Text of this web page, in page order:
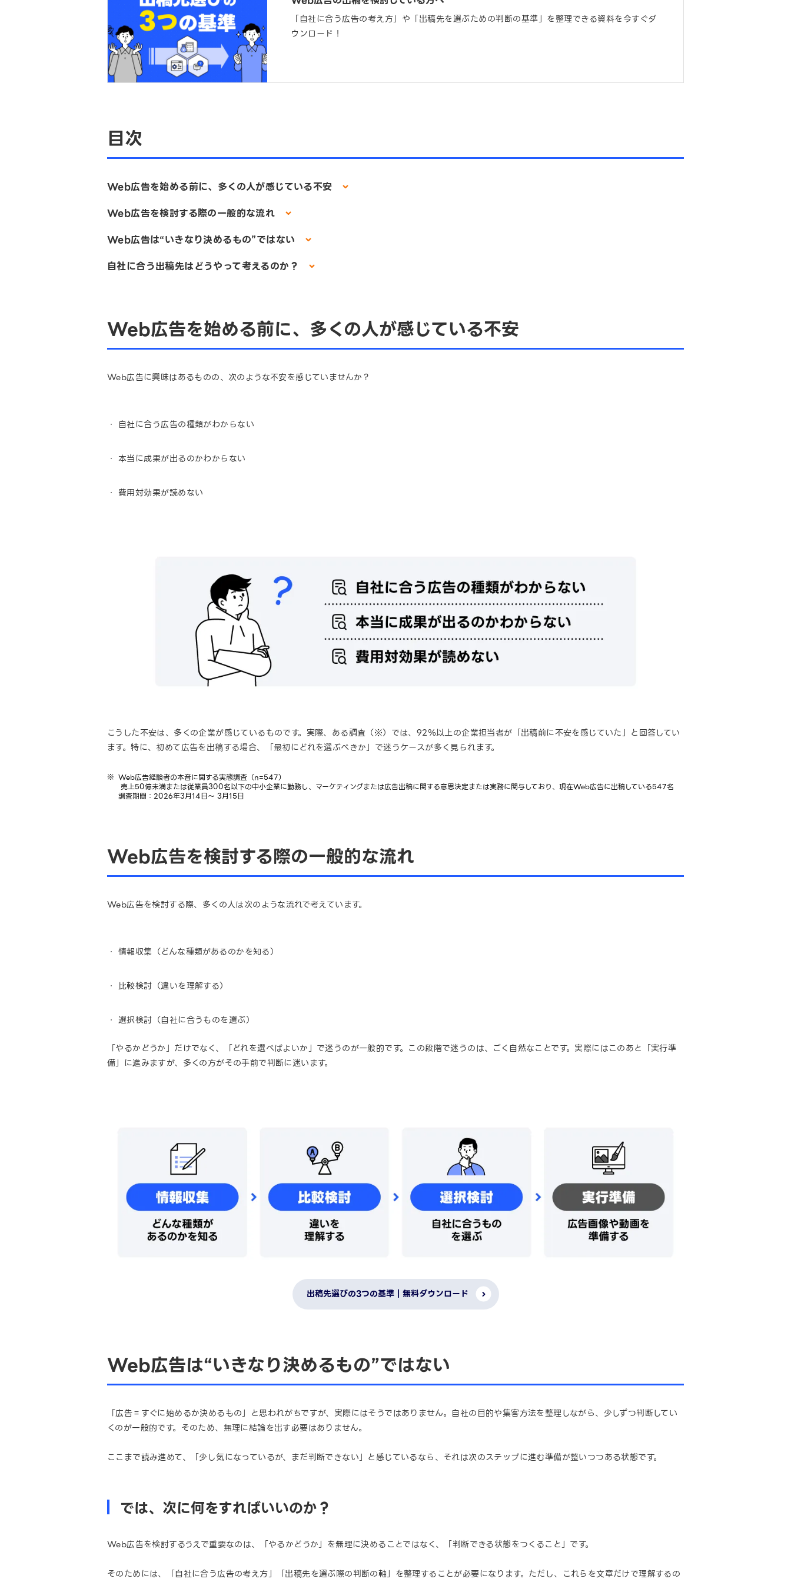
「自社に合う広告の考え方」や「出稿先を選ぶための判断の基準」を整理できる資料を今すぐダ
ウンロード！
目次
Web広告を始める前に、多くの人が感じている不安
Web広告を検討する際の一般的な流れ
Web広告は“いきなり決めるもの”ではない
自社に合う出稿先はどうやって考えるのか？
Web広告を始める前に、多くの人が感じている不安
Web広告に興味はあるものの、次のような不安を感じていませんか？
自社に合う広告の種類がわからない
本当に成果が出るのかわからない
費用対効果が読めない
こうした不安は、多くの企業が感じているものです。実際、ある調査（※）では、92％以上の企業担当者が「出稿前に不安を感じていた」と回答してい
ます。特に、初めて広告を出稿する場合、「最初にどれを選ぶべきか」で迷うケースが多く見られます。
Web広告経験者の本音に関する実態調査（n=547）
売上50億未満または従業員300名以下の中小企業に勤務し、マーケティングまたは広告出稿に関する意思決定または実務に関与しており、現在Web広告に出稿している547名
調査期間：2026年3月14日～ 3月15日
Web広告を検討する際の一般的な流れ
Web広告を検討する際、多くの人は次のような流れで考えています。
情報収集（どんな種類があるのかを知る）
比較検討（違いを理解する）
選択検討（自社に合うものを選ぶ）
「やるかどうか」だけでなく、「どれを選べばよいか」で迷うのが一般的です。この段階で迷うのは、ごく自然なことです。実際にはこのあと「実行準
備」に進みますが、多くの方がその手前で判断に迷います。
出稿先選びの3つの基準｜無料ダウンロード
Web広告は“いきなり決めるもの”ではない
「広告＝すぐに始めるか決めるもの」と思われがちですが、実際にはそうではありません。自社の目的や集客方法を整理しながら、少しずつ判断してい
くのが一般的です。そのため、無理に結論を出す必要はありません。
ここまで読み進めて、「少し気になっているが、まだ判断できない」と感じているなら、それは次のステップに進む準備が整いつつある状態です。
では、次に何をすればいいのか？
Web広告を検討するうえで重要なのは、「やるかどうか」を無理に決めることではなく、「判断できる状態をつくること」です。
そのためには、「自社に合う広告の考え方」「出稿先を選ぶ際の判断の軸」を整理することが必要になります。ただし、これらを文章だけで理解するの